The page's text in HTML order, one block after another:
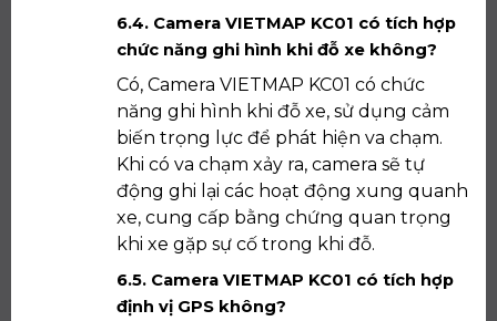
6.4. Camera VIETMAP KC01 có tích hợp
chức năng ghi hình khi đỗ xe không?
Có, Camera VIETMAP KC01 có chức
năng ghi hình khi đỗ xe, sử dụng cảm
biến trọng lực để phát hiện va chạm.
Khi có va chạm xảy ra, camera sẽ tự
động ghi lại các hoạt động xung quanh
xe, cung cấp bằng chứng quan trọng
khi xe gặp sự cố trong khi đỗ.
6.5. Camera VIETMAP KC01 có tích hợp
định vị GPS không?